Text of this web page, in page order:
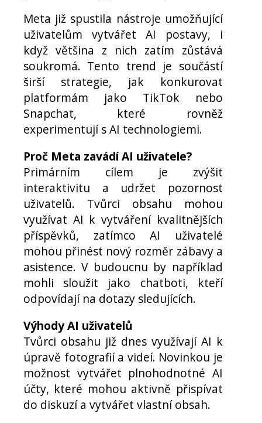
Meta již spustila nástroje umožňující
uživatelům vytvářet AI postavy, i
když většina z nich zatím zůstává
soukromá. Tento trend je součástí
širší strategie, jak konkurovat
platformám jako TikTok nebo
Snapchat, které rovněž
experimentují s AI technologiemi.
Proč Meta zavádí AI uživatele?
Primárním cílem je zvýšit
interaktivitu a udržet pozornost
uživatelů. Tvůrci obsahu mohou
využívat AI k vytváření kvalitnějších
příspěvků, zatímco AI uživatelé
mohou přinést nový rozměr zábavy a
asistence. V budoucnu by například
mohli sloužit jako chatboti, kteří
odpovídají na dotazy sledujících.
Výhody AI uživatelů
Tvůrci obsahu již dnes využívají AI k
úpravě fotografií a videí. Novinkou je
možnost vytvářet plnohodnotné AI
účty, které mohou aktivně přispívat
do diskuzí a vytvářet vlastní obsah.